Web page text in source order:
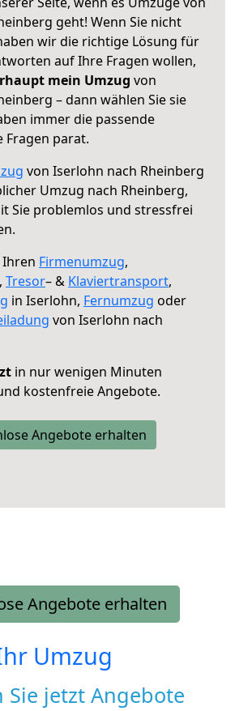
geht! Wenn Sie nicht
wir die richtige Lösung für
auf Ihre Fragen wollen,
mein Umzug von
– dann wählen Sie sie
immer die passende
parat.
von Iserlohn nach Rheinberg
Umzug nach Rheinberg,
Sie problemlos und stressfrei
Firmenumzug,
, Tresor– & Klaviertransport,
in Iserlohn, Fernumzug oder
von Iserlohn nach
in nur wenigen Minuten
kostenfreie Angebote.
Angebote erhalten
Angebote erhalten
Umzug
Sie jetzt Angebote